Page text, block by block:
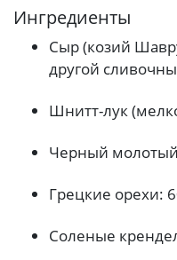
Ингредиенты
Сыр (козий
другой
Шнитт-лук
Черный
Грецкие орехи:
Соленые